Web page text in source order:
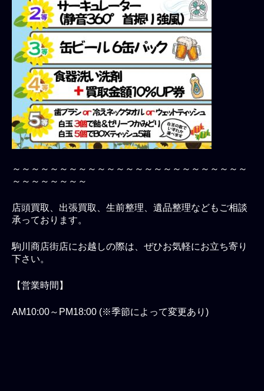
～～～～～～～～～～～～～～～～～～～～～～～～～
～～～～～～～～
店頭買取、出張買取、生前整理、遺品整理などもご相談
承っております。
駒川商店街店にお越しの際は、ぜひお気軽にお立ち寄り
下さい。
【営業時間】
AM10:00～PM18:00 (※季節によって変更あり)